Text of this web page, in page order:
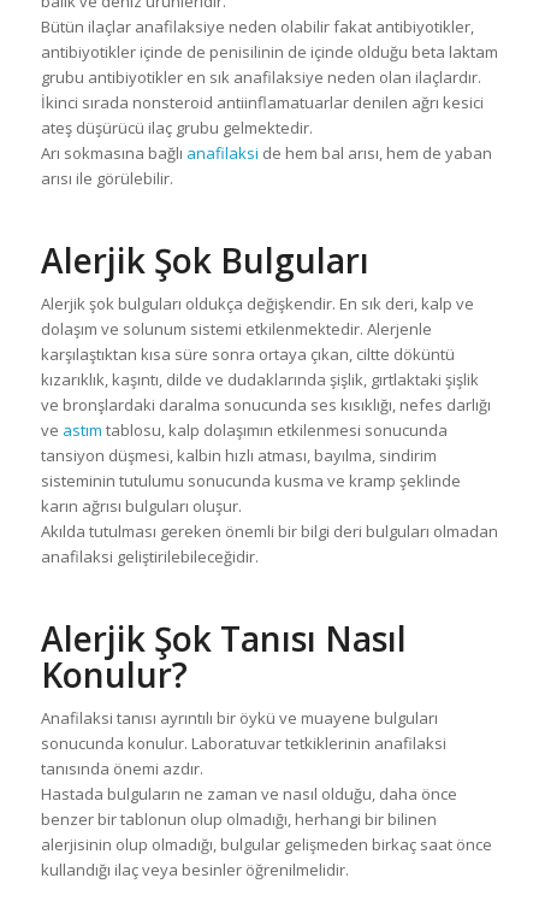
Bütün ilaçlar anafilaksiye neden olabilir fakat antibiyotikler,
antibiyotikler içinde de penisilinin de içinde olduğu beta laktam
grubu antibiyotikler en sık anafilaksiye neden olan ilaçlardır.
İkinci sırada nonsteroid antiinflamatuarlar denilen ağrı kesici
ateş düşürücü ilaç grubu gelmektedir.
Arı sokmasına bağlı anafilaksi de hem bal arısı, hem de yaban
arısı ile görülebilir.
Alerjik Şok Bulguları
Alerjik şok bulguları oldukça değişkendir. En sık deri, kalp ve
dolaşım ve solunum sistemi etkilenmektedir. Alerjenle
karşılaştıktan kısa süre sonra ortaya çıkan, ciltte döküntü
kızarıklık, kaşıntı, dilde ve dudaklarında şişlik, gırtlaktaki şişlik
ve bronşlardaki daralma sonucunda ses kısıklığı, nefes darlığı
ve astım tablosu, kalp dolaşımın etkilenmesi sonucunda
tansiyon düşmesi, kalbin hızlı atması, bayılma, sindirim
sisteminin tutulumu sonucunda kusma ve kramp şeklinde
karın ağrısı bulguları oluşur.
Akılda tutulması gereken önemli bir bilgi deri bulguları olmadan
anafilaksi geliştirilebileceğidir.
Alerjik Şok Tanısı Nasıl
Konulur?
Anafilaksi tanısı ayrıntılı bir öykü ve muayene bulguları
sonucunda konulur. Laboratuvar tetkiklerinin anafilaksi
tanısında önemi azdır.
Hastada bulguların ne zaman ve nasıl olduğu, daha önce
benzer bir tablonun olup olmadığı, herhangi bir bilinen
alerjisinin olup olmadığı, bulgular gelişmeden birkaç saat önce
kullandığı ilaç veya besinler öğrenilmelidir.